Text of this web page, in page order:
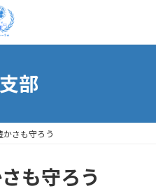
部
かさも守ろう
も守ろう